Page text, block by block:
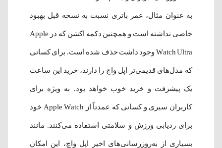
به عنوان مثال، عمر باتری نسبت به نسخه قبل بهبود
خاصی نداشته است و همچنین دکمه اکشن که در Apple
Watch Ultra وجود داشت حذف شده است. برای کسانی
که مدل‌های قدیمی‌تر اپل واچ را دارند، خرید این ساعت
یک پیشرفت و خرید خوب خواهد بود. به ویژه برای
کاربران سیری و کسانی که عمدتاً از Apple Watch خود
برای ردیابی ورزش و سلامتی استفاده می‌کنند. مانند
بسیاری از به‌روزرسانی‌های اخیر اپل واچ، این امکان